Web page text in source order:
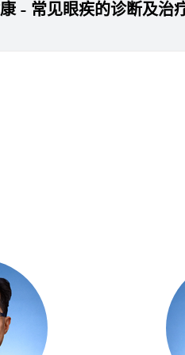
- 常见眼疾的诊断及治